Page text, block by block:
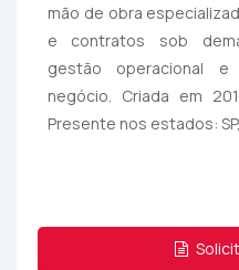
mão de obra
e contratos sob
gestão operacional e
negócio. Criada em
Presente nos estados: SP,